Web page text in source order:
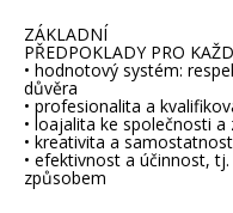
ZÁKLADNÍ
PŘEDPOKLADY PRO
• hodnotový systém:
důvěra
• profesionalita a
• loajalita ke společnosti a
• kreativita a
• efektivnost a účinnost,
způsobem